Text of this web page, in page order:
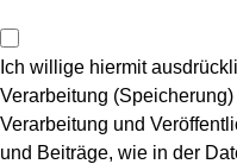
Ich willige hiermit
Verarbeitung
Verarbeitung und
und Beiträge, wie in der